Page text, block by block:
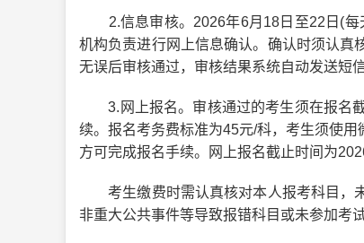
2.信息审核。2026年6月18日至22日(每
机构负责进行网上信息确认。确认时须认真
无误后审核通过，审核结果系统自动发送短
3.网上报名。审核通过的考生须在报名截
续。报名考务费标准为45元/科，考生须使
方可完成报名手续。网上报名截止时间为
考生缴费时需认真核对本人报考科目，未
非重大公共事件等导致报错科目或未参加考